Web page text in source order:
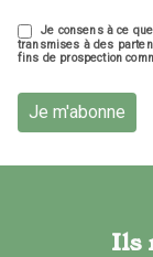
Je consens à ce
transmises à des
fins de prospection
Je m'abonne
Ils